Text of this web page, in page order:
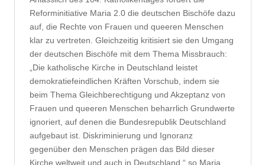
Reforminitiative Maria 2.0 die deutschen Bischöfe dazu
auf, die Rechte von Frauen und queeren Menschen
klar zu vertreten. Gleichzeitig kritisiert sie den Umgang
der deutschen Bischöfe mit dem Thema Missbrauch:
„Die katholische Kirche in Deutschland leistet
demokratiefeindlichen Kräften Vorschub, indem sie
beim Thema Gleichberechtigung und Akzeptanz von
Frauen und queeren Menschen beharrlich Grundwerte
ignoriert, auf denen die Bundesrepublik Deutschland
aufgebaut ist. Diskriminierung und Ignoranz
gegenüber den Menschen prägen das Bild dieser
Kirche weltweit und auch in Deutschland.“ so Maria